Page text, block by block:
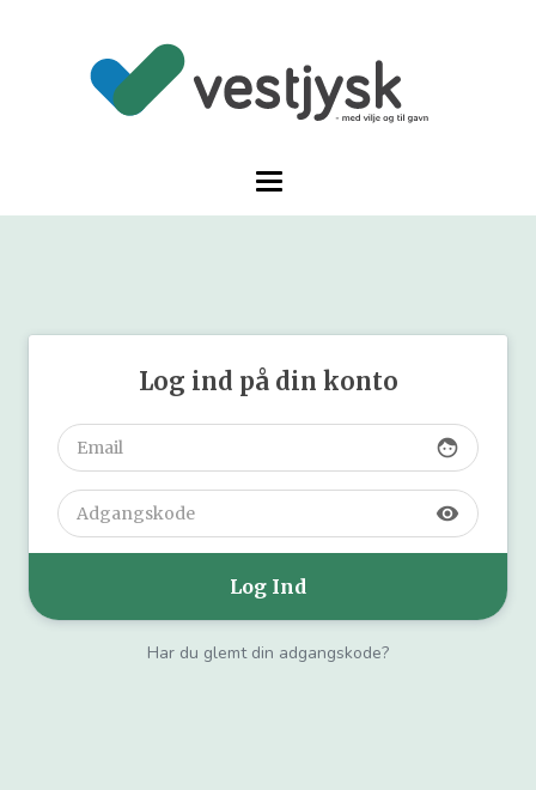
Log ind på din konto
face
visibility
Har du glemt din adgangskode?